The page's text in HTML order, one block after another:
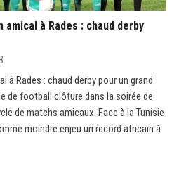
à Rades : chaud derby
à Rades : chaud derby pour un grand
de football clôture dans la soirée de
de matchs amicaux. Face à la Tunisie
moindre enjeu un record africain à